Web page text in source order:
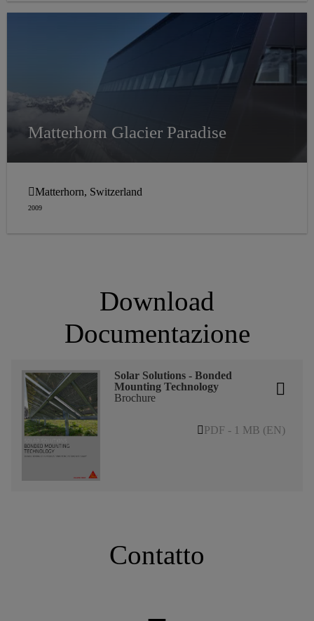
Matterhorn Glacier Paradise
Matterhorn, Switzerland
2009
Download
Documentazione
Solar Solutions - Bonded
Mounting Technology
Brochure
PDF - 1 MB (EN)
Contatto